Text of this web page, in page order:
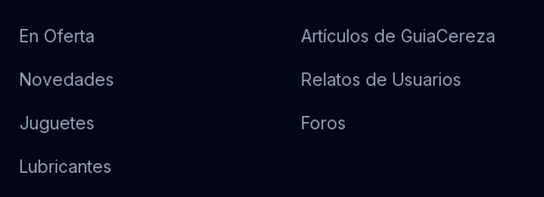
En Oferta
Novedades
Juguetes
Lubricantes
Artículos de GuiaCereza
Relatos de Usuarios
Foros